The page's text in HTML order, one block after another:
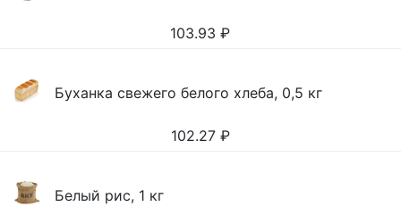
103.93 ₽
Буханка свежего белого хлеба, 0,5 кг
102.27 ₽
Белый рис, 1 кг